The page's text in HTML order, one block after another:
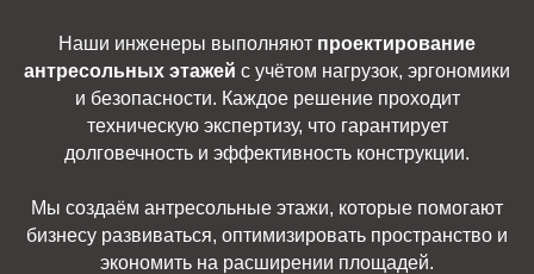
Наши инженеры выполняют проектирование
антресольных этажей с учётом нагрузок, эргономики
и безопасности. Каждое решение проходит
техническую экспертизу, что гарантирует
долговечность и эффективность конструкции.
Мы создаём антресольные этажи, которые помогают
бизнесу развиваться, оптимизировать пространство и
экономить на расширении площадей.